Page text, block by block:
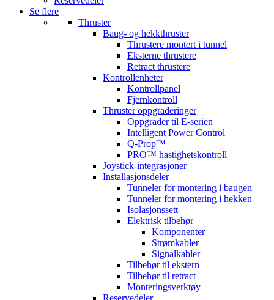
Se flere
Thruster
Baug- og hekkthruster
Thrustere montert i tunnel
Eksterne thrustere
Retract thrustere
Kontrollenheter
Kontrollpanel
Fjernkontroll
Thruster oppgraderinger
Oppgrader til E-serien
Intelligent Power Control
Q-Prop™
PRO™ hastighetskontroll
Joystick-integrasjoner
Installasjonsdeler
Tunneler for montering i baugen
Tunneler for montering i hekken
Isolasjonssett
Elektrisk tilbehør
Komponenter
Strømkabler
Signalkabler
Tilbehør til ekstern
Tilbehør til retract
Monteringsverktøy
Reservedeler